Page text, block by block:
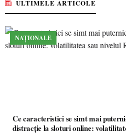
ULTIMELE ARTICOLE
NAȚIONALE
Ce caracteristici se simt mai
distracție la sloturi online: